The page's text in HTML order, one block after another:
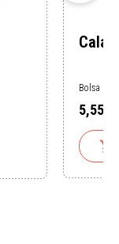
Bolsa 1
Precio
5,55 €
